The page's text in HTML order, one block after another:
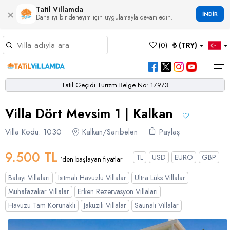
× Tatil Villamda
Daha iyi bir deneyim için uygulamayla devam edin. İNDİR
(0) ₺ (TRY)
Hakkımızda
Bölgeler
Bölgeler
Bodrum
Turgutreis
Çeşme
Alaçatı
Germiyan
Dalaman
Dalyan
Çalış
Çamköy
Çatalarık
Çiftlik
Eldirek
Bornova
Akbel
Bezirgan
Çavdır
Çayköy
Hacıoğlan
Ağullu
Bayındır
Çukurbağ
Gökçeören
Gökseki
Çamlı
Selimiye
Boğaziçi
Eşen
Karadere
Yakabağ
Villa Seçeneklerimiz
Villa Seçeneklerimiz
Balayı Villaları
Çift Jakuzili Villalar
Çocuk Havuzlu Villalar
Çocuk Oyun Alanı Olan Villalar
Blog
Tatil Geçidi Turizm Belge No: 17973
Villa Dört Mevsim 1 | Kalkan
Villa Kodu: 1030 Kalkan/Sarıbelen Paylaş
9.500 TL 'den başlayan fiyatlar TL USD EURO
GBP
Balayı Villaları
Isıtmalı Havuzlu Villalar
Ultra Lüks Villalar
Muhafazakar Villalar
Erken Rezervasyon Villaları
Havuzu Tam Korunaklı
Jakuzili Villalar Saunalı Villalar
Dil Seçiniz
German Italian Russian
Kur Seçiniz
Türk Lirası
TRY- TL
EURO
EUR - €
Dolar
USD - $
GBP- £
Favorilerim
Müsaitlik Takvimi
Müsaitlik Takvimi >